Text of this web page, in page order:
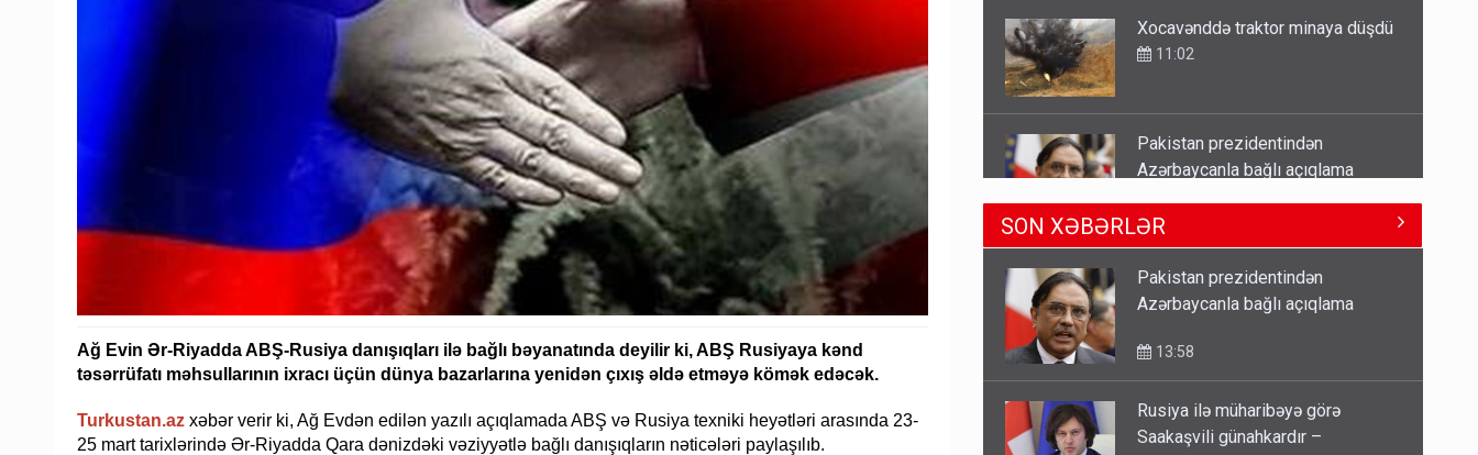
Ağ Evin Ər-Riyadda ABŞ-Rusiya danışıqları ilə bağlı bəyanatında deyilir ki, ABŞ Rusiyaya kənd
təsərrüfatı məhsullarının ixracı üçün dünya bazarlarına yenidən çıxış əldə etməyə kömək edəcək.
Turkustan.az xəbər verir ki, Ağ Evdən edilən yazılı açıqlamada ABŞ və Rusiya texniki heyətləri arasında 23-
25 ​​mart tarixlərində Ər-Riyadda Qara dənizdəki vəziyyətlə bağlı danışıqların nəticələri paylaşılıb.
Sənədsiz ev sahiblərinin nəzərinə:
13:10
Keçmiş nazirin mənsub olduğu
12:56
Britaniya Səfirliyi Vaşinqton
razılaşmasının ildönümü ilə bağlı
SON XƏBƏRLƏR
Pakistan prezidentindən
Azərbaycanla bağlı açıqlama
Rusiya ilə müharibəyə görə
Saakaşvili günahkardır –
Kobaxidze